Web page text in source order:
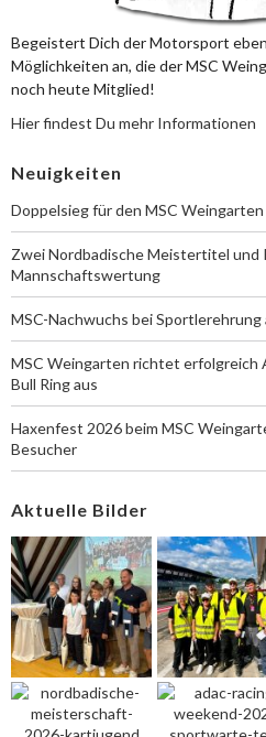
Begeistert Dich der Motorsport
Möglichkeiten an, die der MSC
noch heute Mitglied!
Hier findest Du mehr Informationen
Neuigkeiten
Doppelsieg für den MSC
Zwei Nordbadische Meistertitel und
Mannschaftswertung
MSC-Nachwuchs bei
MSC Weingarten richtet erfolgreich
Bull Ring aus
Haxenfest 2026 beim MSC
Besucher
Aktuelle Bilder